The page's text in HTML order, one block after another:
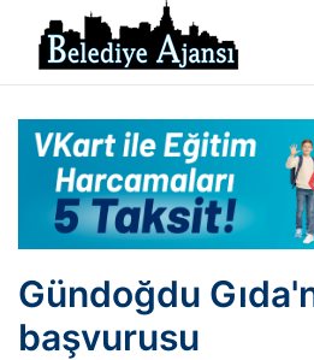
Gündoğdu
başvurusu